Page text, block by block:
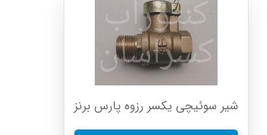
شیر سوئیچی یکسر رزوه پارس برنز